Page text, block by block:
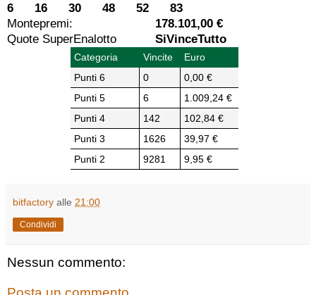
6 16 30 48 52 83
Montepremi:
178.101,00 €
Quote SuperEnalotto
SiVinceTutto
Categoria Vincite
Euro
Punti 6
0
0,00 €
Punti 5
6
1.009,24 €
Punti 4
142
102,84 €
Punti 3
1626
39,97 €
Punti 2
9281 9,95 €
bitfactory alle 21:00
Condividi
Nessun commento: